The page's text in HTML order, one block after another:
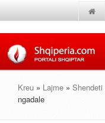
Kreu » Lajme » Shendeti
ngadale